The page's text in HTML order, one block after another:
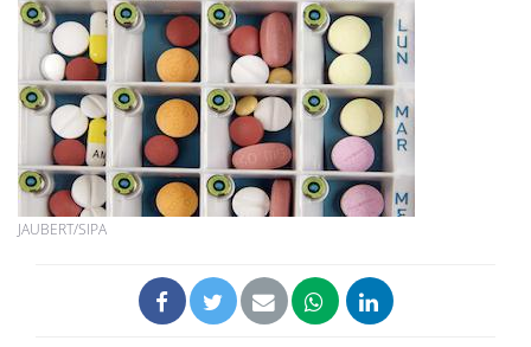
JAUBERT/SIPA